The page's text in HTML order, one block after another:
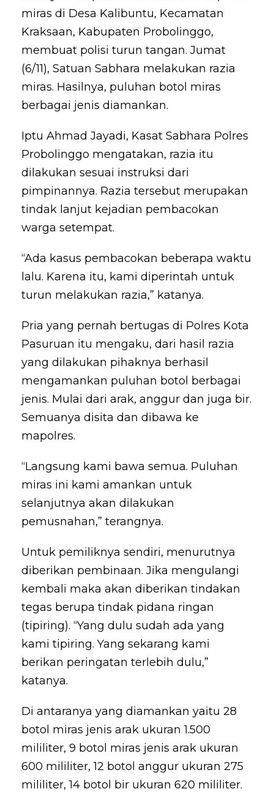
miras di Desa Kalibuntu, Kecamatan
Kraksaan, Kabupaten Probolinggo,
membuat polisi turun tangan. Jumat
(6/11), Satuan Sabhara melakukan razia
miras. Hasilnya, puluhan botol miras
berbagai jenis diamankan.
Iptu Ahmad Jayadi, Kasat Sabhara Polres
Probolinggo mengatakan, razia itu
dilakukan sesuai instruksi dari
pimpinannya. Razia tersebut merupakan
tindak lanjut kejadian pembacokan
warga setempat.
“Ada kasus pembacokan beberapa waktu
lalu. Karena itu, kami diperintah untuk
turun melakukan razia,” katanya.
Pria yang pernah bertugas di Polres Kota
Pasuruan itu mengaku, dari hasil razia
yang dilakukan pihaknya berhasil
mengamankan puluhan botol berbagai
jenis. Mulai dari arak, anggur dan juga bir.
Semuanya disita dan dibawa ke
mapolres.
“Langsung kami bawa semua. Puluhan
miras ini kami amankan untuk
selanjutnya akan dilakukan
pemusnahan,” terangnya.
Untuk pemiliknya sendiri, menurutnya
diberikan pembinaan. Jika mengulangi
kembali maka akan diberikan tindakan
tegas berupa tindak pidana ringan
(tipiring). “Yang dulu sudah ada yang
kami tipiring. Yang sekarang kami
berikan peringatan terlebih dulu,”
katanya.
Di antaranya yang diamankan yaitu 28
botol miras jenis arak ukuran 1.500
mililiter, 9 botol miras jenis arak ukuran
600 mililiter, 12 botol anggur ukuran 275
mililiter, 14 botol bir ukuran 620 mililiter.